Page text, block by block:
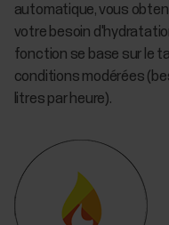
automatique, vous
votre besoin
fonction se base sur le
conditions modérées
litres par heure).